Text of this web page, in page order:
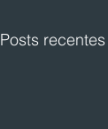
Posts recentes